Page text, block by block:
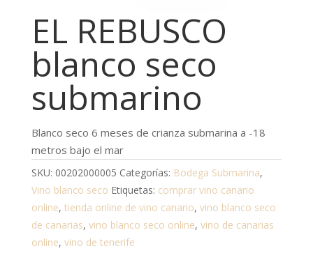
EL REBUSCO
blanco seco
submarino
Blanco seco 6 meses de crianza submarina a -18
metros bajo el mar
SKU: 00202000005 Categorías: Bodega Submarina,
Vino blanco seco Etiquetas: comprar vino canario
online, tienda online de vino canario, vino blanco seco
de canarias, vino blanco seco online, vino de canarias
online, vino de tenerife